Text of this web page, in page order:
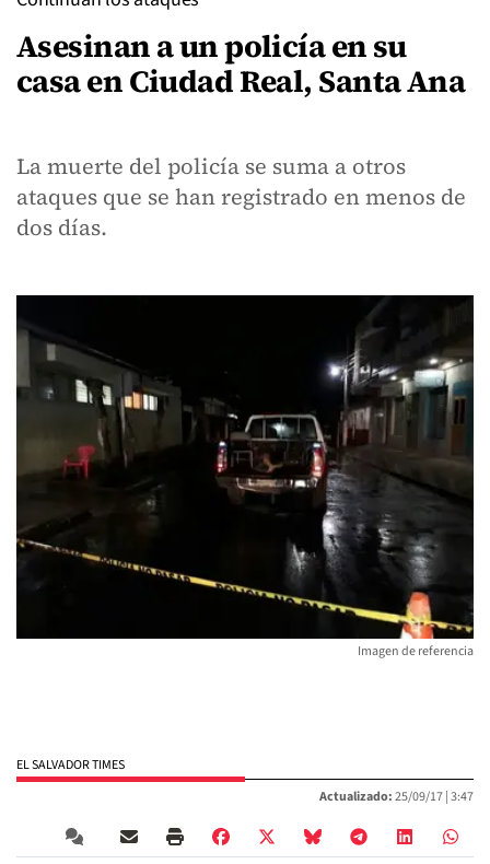
Asesinan a un policía en su
casa en Ciudad Real, Santa Ana
La muerte del policía se suma a otros
ataques que se han registrado en menos de
dos días.
Imagen de referencia
EL SALVADOR TIMES
Actualizado:25/09/17 |3:47